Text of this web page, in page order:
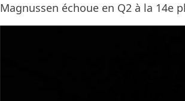
Magnussen échoue en Q2 à la 14e